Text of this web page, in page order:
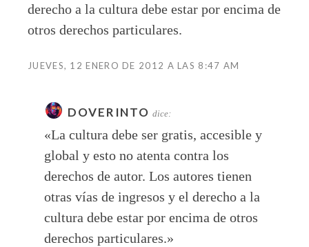
derecho a la cultura debe estar por encima de
otros derechos particulares.
JUEVES, 12 ENERO DE 2012 A LAS 8:47 AM
DOVERINTO dice:
«La cultura debe ser gratis, accesible y
global y esto no atenta contra los
derechos de autor. Los autores tienen
otras vías de ingresos y el derecho a la
cultura debe estar por encima de otros
derechos particulares.»